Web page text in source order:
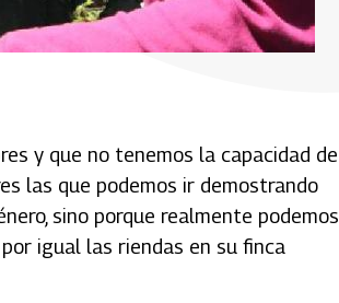
y que no tenemos la capacidad de
las que podemos ir demostrando
sino porque realmente podemos
igual las riendas en su finca